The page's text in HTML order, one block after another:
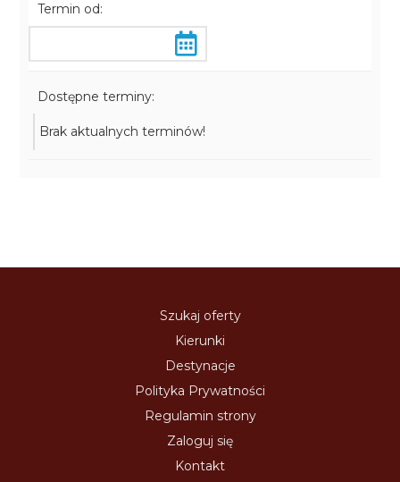
Termin od:
Dostępne terminy:
Brak aktualnych terminów!
Szukaj oferty
Kierunki
Destynacje
Polityka Prywatności
Regulamin strony
Zaloguj się
Kontakt